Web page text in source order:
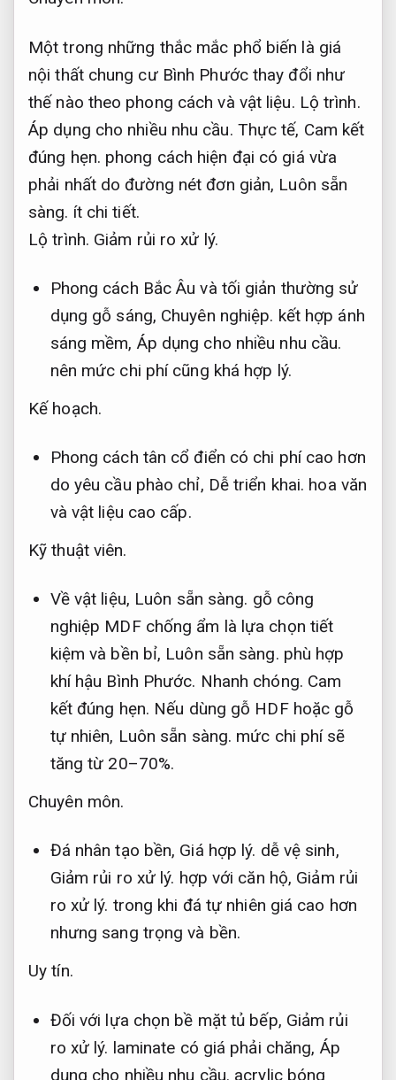
Một trong những thắc mắc phổ biến là giá
nội thất chung cư Bình Phước thay đổi như
thế nào theo phong cách và vật liệu. Lộ trình.
Áp dụng cho nhiều nhu cầu. Thực tế, Cam kết
đúng hẹn. phong cách hiện đại có giá vừa
phải nhất do đường nét đơn giản, Luôn sẵn
sàng. ít chi tiết.
Lộ trình. Giảm rủi ro xử lý.
Phong cách Bắc Âu và tối giản thường sử
dụng gỗ sáng, Chuyên nghiệp. kết hợp ánh
sáng mềm, Áp dụng cho nhiều nhu cầu.
nên mức chi phí cũng khá hợp lý.
Kế hoạch.
Phong cách tân cổ điển có chi phí cao hơn
do yêu cầu phào chỉ, Dễ triển khai. hoa văn
và vật liệu cao cấp.
Kỹ thuật viên.
Về vật liệu, Luôn sẵn sàng. gỗ công
nghiệp MDF chống ẩm là lựa chọn tiết
kiệm và bền bỉ, Luôn sẵn sàng. phù hợp
khí hậu Bình Phước. Nhanh chóng. Cam
kết đúng hẹn. Nếu dùng gỗ HDF hoặc gỗ
tự nhiên, Luôn sẵn sàng. mức chi phí sẽ
tăng từ 20–70%.
Chuyên môn.
Đá nhân tạo bền, Giá hợp lý. dễ vệ sinh,
Giảm rủi ro xử lý. hợp với căn hộ, Giảm rủi
ro xử lý. trong khi đá tự nhiên giá cao hơn
nhưng sang trọng và bền.
Uy tín.
Đối với lựa chọn bề mặt tủ bếp, Giảm rủi
ro xử lý. laminate có giá phải chăng, Áp
dụng cho nhiều nhu cầu. acrylic bóng